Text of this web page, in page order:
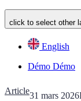
click to select other
English
Démo Démo
Article31 mars 2026